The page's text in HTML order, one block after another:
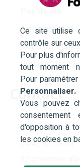
Ce site utilise
contrôle sur
Pour plus
tout moment
Pour
Personnaliser.
Vous pouvez
d'opposition à
les cookies en
Plan du site
Accessibilité
Mentions légales
Politique des
Contact
RHF Paca
04 42 93 15 50